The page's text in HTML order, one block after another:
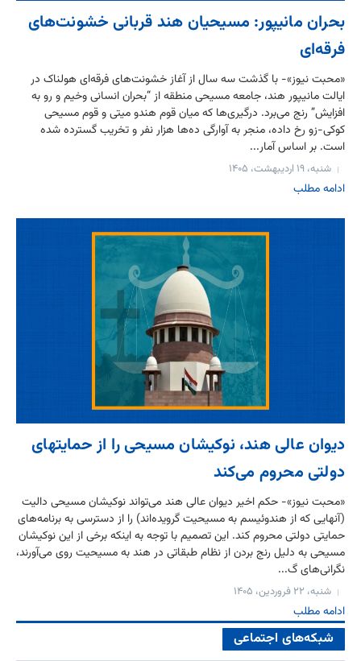
بحران مانیپور: مسیحیان هند قربانی خشونت‌های
فرقه‌ای
«محبت نیوز»- با گذشت سه سال از آغاز خشونت‌های فرقه‌ای هولناک در
ایالت مانیپور هند، جامعه مسیحی منطقه از “بحران انسانی وخیم و رو به
افزایش” رنج می‌برد. درگیری‌ها که میان قوم هندو میتی و قوم مسیحی
کوکی-زو رخ داده، منجر به آوارگی ده‌ها هزار نفر و تخریب گسترده شده
است. بر اساس آمار...
شنبه، ۱۹ اردیبهشت، ۱۴۰۵
ادامه مطلب
دیوان عالی هند، نوکیشان مسیحی را از حمایتهای
دولتی محروم می‌کند
«محبت نیوز»- حکم اخیر دیوان عالی هند می‌تواند نوکیشان مسیحی دالیت
(آنهایی که از هندوئیسم به مسیحیت گرویده‌اند) را از دسترسی به برنامه‌های
حمایتی دولتی محروم کند. این تصمیم با توجه به اینکه برخی از این نوکیشان
مسیحی به دلیل رنج بردن از نظام طبقاتی در هند به مسیحیت روی می‌آورند،
نگرانی‌های گ...
شنبه، ۲۲ فروردین، ۱۴۰۵
ادامه مطلب
شبکه‌های اجتماعی